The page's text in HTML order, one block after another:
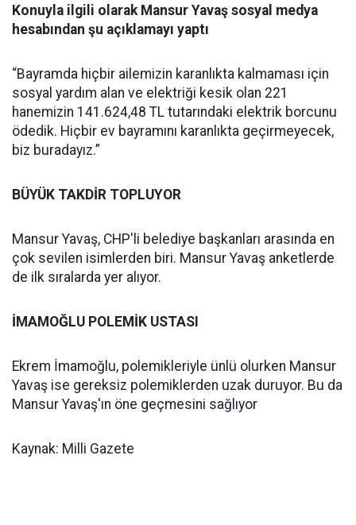
Konuyla ilgili olarak Mansur Yavaş sosyal medya
hesabından şu açıklamayı yaptı
“Bayramda hiçbir ailemizin karanlıkta kalmaması için
sosyal yardım alan ve elektriği kesik olan 221
hanemizin 141.624,48 TL tutarındaki elektrik borcunu
ödedik. Hiçbir ev bayramını karanlıkta geçirmeyecek,
biz buradayız.”
BÜYÜK TAKDİR TOPLUYOR
Mansur Yavaş, CHP'li belediye başkanları arasında en
çok sevilen isimlerden biri. Mansur Yavaş anketlerde
de ilk sıralarda yer alıyor.
İMAMOĞLU POLEMİK USTASI
Ekrem İmamoğlu, polemikleriyle ünlü olurken Mansur
Yavaş ise gereksiz polemiklerden uzak duruyor. Bu da
Mansur Yavaş'ın öne geçmesini sağlıyor
Kaynak: Milli Gazete